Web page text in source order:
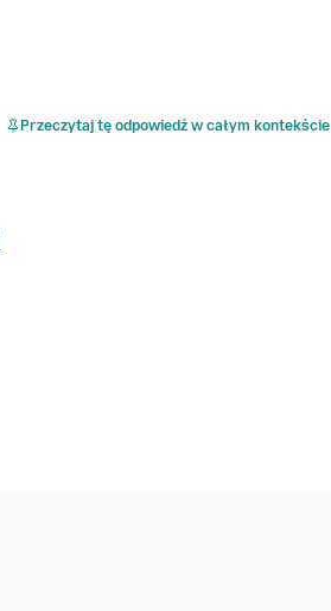
Przeczytaj tę odpowiedź w całym kontekście